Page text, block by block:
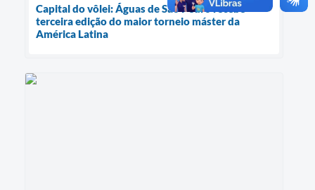
Capital do vôlei: Águas de São Pedro recebe
terceira edição do maior torneio máster da
América Latina